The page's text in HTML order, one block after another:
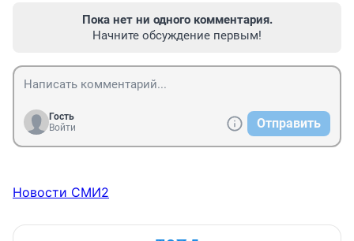
Пока нет ни одного комментария.
Начните обсуждение первым!
Гость
Войти
Отправить
Новости СМИ2